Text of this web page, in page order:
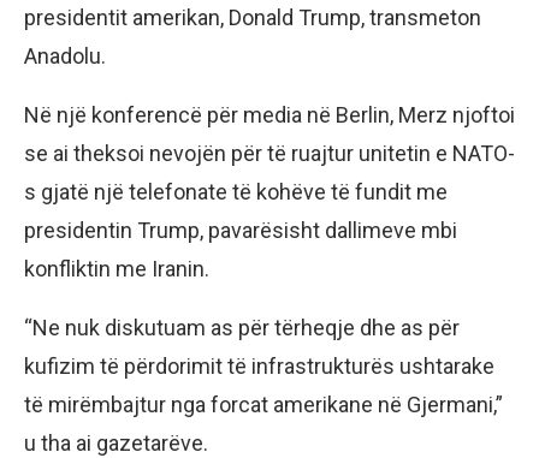
presidentit amerikan, Donald Trump, transmeton
Anadolu.
Në një konferencë për media në Berlin, Merz njoftoi
se ai theksoi nevojën për të ruajtur unitetin e NATO-
s gjatë një telefonate të kohëve të fundit me
presidentin Trump, pavarësisht dallimeve mbi
konfliktin me Iranin.
“Ne nuk diskutuam as për tërheqje dhe as për
kufizim të përdorimit të infrastrukturës ushtarake
të mirëmbajtur nga forcat amerikane në Gjermani,”
u tha ai gazetarëve.